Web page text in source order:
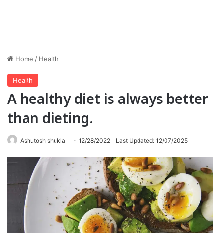
Home / Health
Health
A healthy diet is always better
than dieting.
Ashutosh shukla 12/28/2022 Last Updated: 12/07/2025